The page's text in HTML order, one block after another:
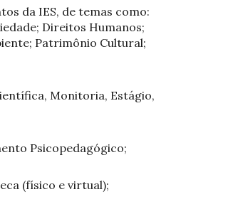
da IES, de temas como:
Direitos Humanos;
Patrimônio Cultural;
Monitoria, Estágio,
Psicopedagógico;
(físico e virtual);